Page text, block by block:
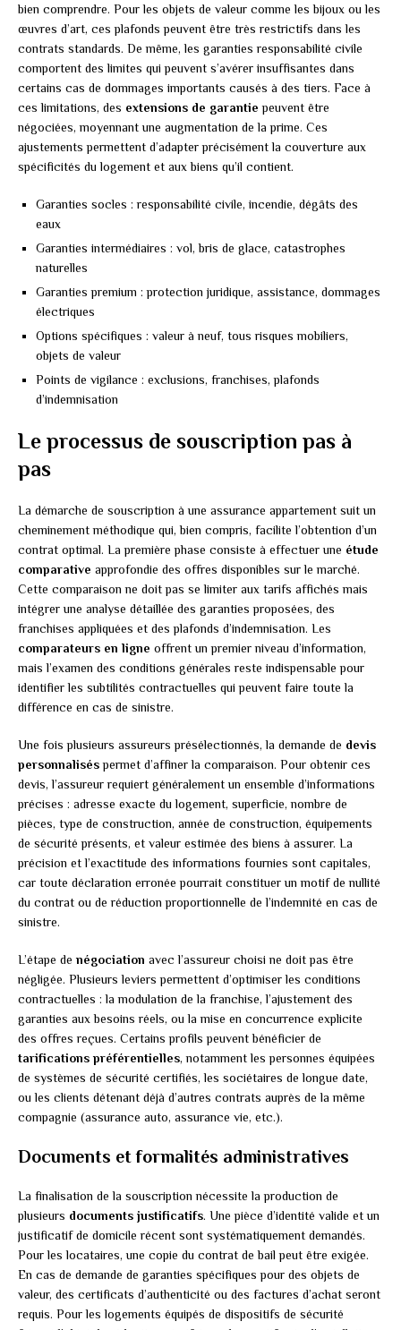
bien comprendre. Pour les objets de valeur comme les bijoux ou les
œuvres d’art, ces plafonds peuvent être très restrictifs dans les
contrats standards. De même, les garanties responsabilité civile
comportent des limites qui peuvent s’avérer insuffisantes dans
certains cas de dommages importants causés à des tiers. Face à
ces limitations, des extensions de garantie peuvent être
négociées, moyennant une augmentation de la prime. Ces
ajustements permettent d’adapter précisément la couverture aux
spécificités du logement et aux biens qu’il contient.
Garanties socles : responsabilité civile, incendie, dégâts des
eaux
Garanties intermédiaires : vol, bris de glace, catastrophes
naturelles
Garanties premium : protection juridique, assistance, dommages
électriques
Options spécifiques : valeur à neuf, tous risques mobiliers,
objets de valeur
Points de vigilance : exclusions, franchises, plafonds
d’indemnisation
Le processus de souscription pas à
pas
La démarche de souscription à une assurance appartement suit un
cheminement méthodique qui, bien compris, facilite l’obtention d’un
contrat optimal. La première phase consiste à effectuer une étude
comparative approfondie des offres disponibles sur le marché.
Cette comparaison ne doit pas se limiter aux tarifs affichés mais
intégrer une analyse détaillée des garanties proposées, des
franchises appliquées et des plafonds d’indemnisation. Les
comparateurs en ligne offrent un premier niveau d’information,
mais l’examen des conditions générales reste indispensable pour
identifier les subtilités contractuelles qui peuvent faire toute la
différence en cas de sinistre.
Une fois plusieurs assureurs présélectionnés, la demande de devis
personnaliséspermet d’affiner la comparaison. Pour obtenir ces
devis, l’assureur requiert généralement un ensemble d’informations
précises : adresse exacte du logement, superficie, nombre de
pièces, type de construction, année de construction, équipements
de sécurité présents, et valeur estimée des biens à assurer. La
précision et l’exactitude des informations fournies sont capitales,
car toute déclaration erronée pourrait constituer un motif de nullité
du contrat ou de réduction proportionnelle de l’indemnité en cas de
sinistre.
L’étape de négociation avec l’assureur choisi ne doit pas être
négligée. Plusieurs leviers permettent d’optimiser les conditions
contractuelles : la modulation de la franchise, l’ajustement des
garanties aux besoins réels, ou la mise en concurrence explicite
des offres reçues. Certains profils peuvent bénéficier de
tarifications préférentielles, notamment les personnes équipées
de systèmes de sécurité certifiés, les sociétaires de longue date,
ou les clients détenant déjà d’autres contrats auprès de la même
compagnie (assurance auto, assurance vie, etc.).
Documents et formalités administratives
La finalisation de la souscription nécessite la production de
plusieurs documents justificatifs. Une pièce d’identité valide et un
justificatif de domicile récent sont systématiquement demandés.
Pour les locataires, une copie du contrat de bail peut être exigée.
En cas de demande de garanties spécifiques pour des objets de
valeur, des certificats d’authenticité ou des factures d’achat seront
requis. Pour les logements équipés de dispositifs de sécurité